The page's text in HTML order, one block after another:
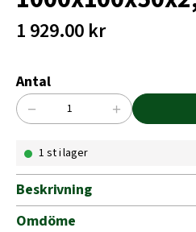
1 929.00 kr
Antal
Svetsat
1000x100x50x2,1mm-
mängd
− +
1 st i lager
Beskrivning
Omdöme